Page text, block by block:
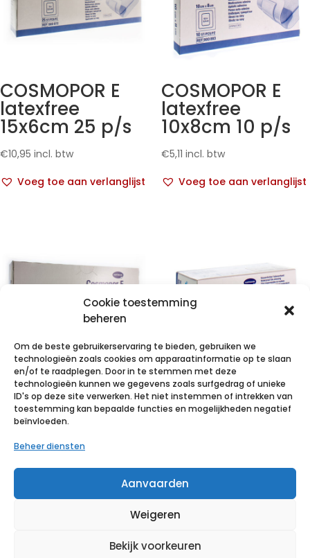
Cookie toestemming
beheren
Om de beste gebruikerservaring te bieden, gebruiken we
technologieën zoals cookies om apparaatinformatie op te slaan
en/of te raadplegen. Door in te stemmen met deze
technologieën kunnen we gegevens zoals surfgedrag of unieke
ID's op deze site verwerken. Het niet instemmen of intrekken van
toestemming kan bepaalde functies en mogelijkheden negatief
beïnvloeden.
Beheer diensten
Aanvaarden
Weigeren
Bekijk voorkeuren
COSMOPOR E
latexfree
15x6cm 25 p/s
€10,95 incl. btw
Voeg toe aan verlanglijst
COSMOPOR E
latexfree
10x8cm 10 p/s
€5,11 incl. btw
Voeg toe aan verlanglijst
COSMOPOR E
latexfree
20x8cm 25 p/s
Voeg toe aan verlanglijst
Hydrofilm roll
10cm x 2m 1 p/s
Voeg toe aan verlanglijst